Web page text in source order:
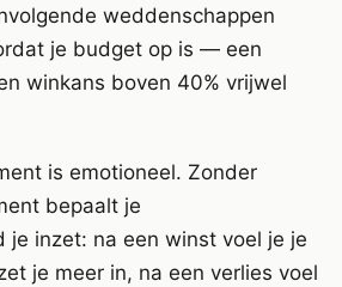
weddenschappen
je budget op is — een
winkans boven 40% vrijwel
is emotioneel. Zonder
bepaalt je
je inzet: na een winst voel je je
je meer in, na een verlies voel